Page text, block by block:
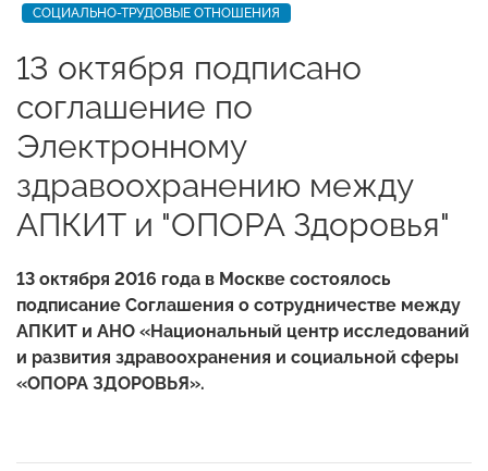
СОЦИАЛЬНО-ТРУДОВЫЕ ОТНОШЕНИЯ
13 октября подписано
соглашение по
Электронному
здравоохранению между
АПКИТ и "ОПОРА Здоровья"
13 октября 2016 года в Москве состоялось
подписание Соглашения о сотрудничестве между
АПКИТ и АНО «Национальный центр исследований
и развития здравоохранения и социальной сферы
«ОПОРА ЗДОРОВЬЯ».